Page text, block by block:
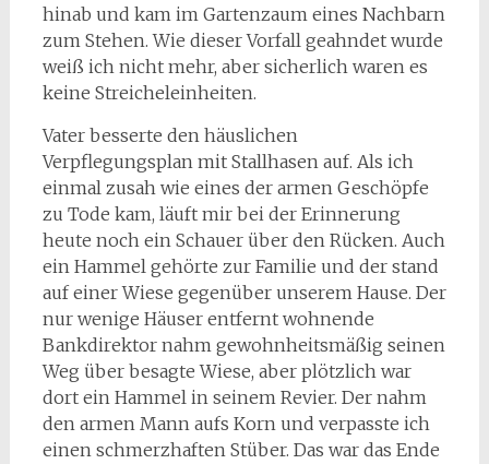
hinab und kam im Gartenzaum eines Nachbarn
zum Stehen. Wie dieser Vorfall geahndet wurde
weiß ich nicht mehr, aber sicherlich waren es
keine Streicheleinheiten.
Vater besserte den häuslichen
Verpflegungsplan mit Stallhasen auf. Als ich
einmal zusah wie eines der armen Geschöpfe
zu Tode kam, läuft mir bei der Erinnerung
heute noch ein Schauer über den Rücken. Auch
ein Hammel gehörte zur Familie und der stand
auf einer Wiese gegenüber unserem Hause. Der
nur wenige Häuser entfernt wohnende
Bankdirektor nahm gewohnheitsmäßig seinen
Weg über besagte Wiese, aber plötzlich war
dort ein Hammel in seinem Revier. Der nahm
den armen Mann aufs Korn und verpasste ich
einen schmerzhaften Stüber. Das war das Ende